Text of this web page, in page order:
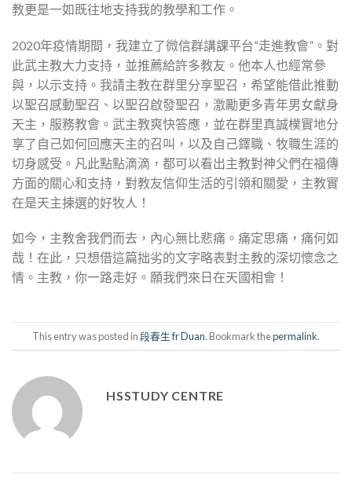
教更是一如既往地支持我的教學和工作。
2020年疫情期間，我建立了微信群講課平台“走進教會”。對
此武主教大力支持，並推薦給許多教友。他本人也經常參
與，以示支持。我請主教在群里分享聖召，希望能借此推動
以聖召感動聖召、以聖召啟發聖召，激勵更多青年男女獻身
天主，服務教會。武主教爽快答應，並在群里真誠樸實地分
享了自己如何回應天主的召叫，以及自己鐸職、牧職生涯的
切身感受。凡此點點滴滴，都可以看出主教對神父們在福傳
方面的關心和支持，對教友信仰生活的引領和關愛，主教實
在是天主揀選的好牧人！
如今，主教舍我們而去，內心無比悲痛。痛定思痛，痛何如
哉！在此，只想借這篇拙劣的文字略表對主教的深切懷念之
情。主教，你一路走好。願我們來日在天國相會！
This entry was posted in段春生 fr Duan. Bookmark thepermalink.
HSSTUDY CENTRE